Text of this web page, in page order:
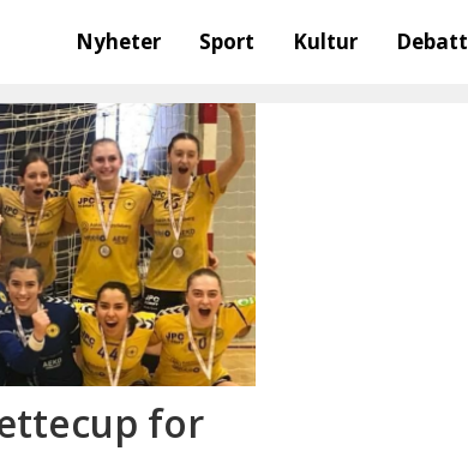
Nyheter Sport Kultur Debatt
for